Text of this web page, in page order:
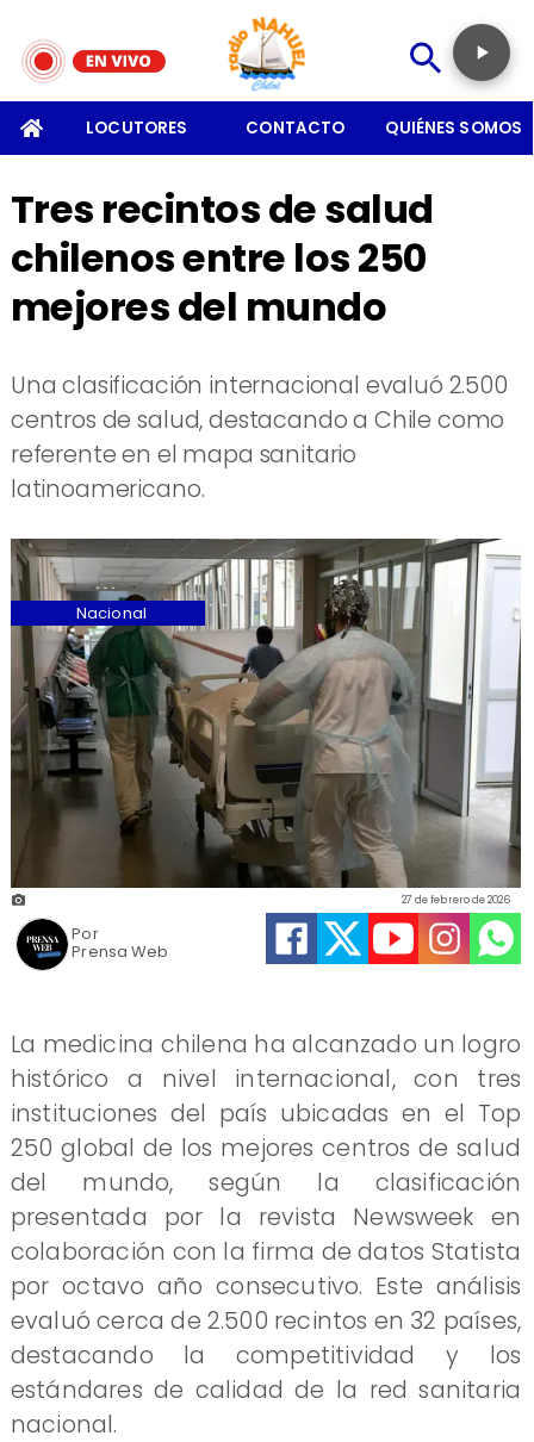
LOCUTORES CONTACTO QUIÉNES SOMOS
Tres recintos de salud
chilenos entre los 250
mejores del mundo
Una clasificación internacional evaluó 2.500
centros de salud, destacando a Chile como
referente en el mapa sanitario
latinoamericano.
Prensa Web
27 de febrero de 2026
Nacional
Por
La medicina chilena ha alcanzado un logro
histórico a nivel internacional, con tres
instituciones del país ubicadas en el Top
250 global de los mejores centros de salud
del mundo, según la clasificación
presentada por la revista Newsweek en
colaboración con la firma de datos Statista
por octavo año consecutivo. Este análisis
evaluó cerca de 2.500 recintos en 32 países,
destacando la competitividad y los
estándares de calidad de la red sanitaria
nacional.